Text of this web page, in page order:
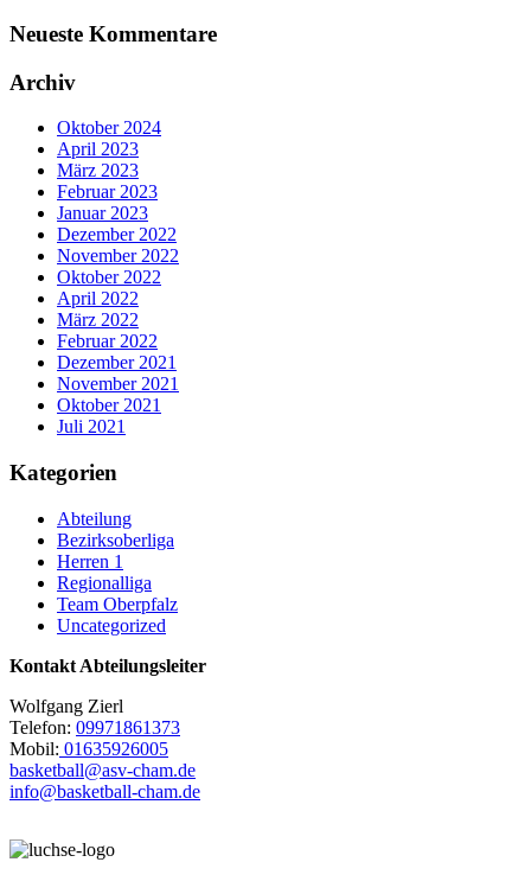
Neueste Kommentare
Archiv
Oktober 2024
April 2023
März 2023
Februar 2023
Januar 2023
Dezember 2022
November 2022
Oktober 2022
April 2022
März 2022
Februar 2022
Dezember 2021
November 2021
Oktober 2021
Juli 2021
Kategorien
Abteilung
Bezirksoberliga
Herren 1
Regionalliga
Team Oberpfalz
Uncategorized
Kontakt Abteilungsleiter
Wolfgang Zierl
Telefon: 09971861373
Mobil: 01635926005
basketball@asv-cham.de
info@basketball-cham.de